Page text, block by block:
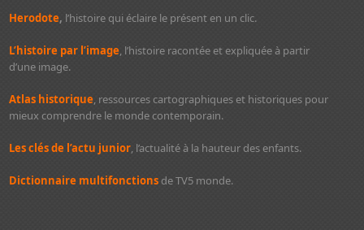
Herodote, l’histoire qui éclaire le présent en un clic.
L’histoire par l’image, l’histoire racontée et expliquée à partir
d’une image.
Atlas historique, ressources cartographiques et historiques pour
mieux comprendre le monde contemporain.
Les clés de l’actu junior, l’actualité à la hauteur des enfants.
Dictionnaire multifonctions de TV5 monde.